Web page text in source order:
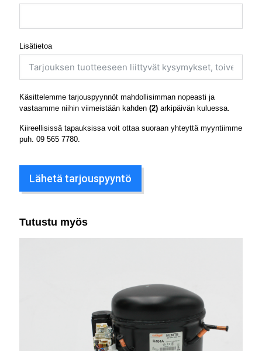
Lisätietoa
Käsittelemme tarjouspyynnöt mahdollisimman nopeasti ja
vastaamme niihin viimeistään kahden (2) arkipäivän kuluessa.
Kiireellisissä tapauksissa voit ottaa suoraan yhteyttä myyntiimme
puh. 09 565 7780
Lähetä tarjouspyyntö
Tutustu myös